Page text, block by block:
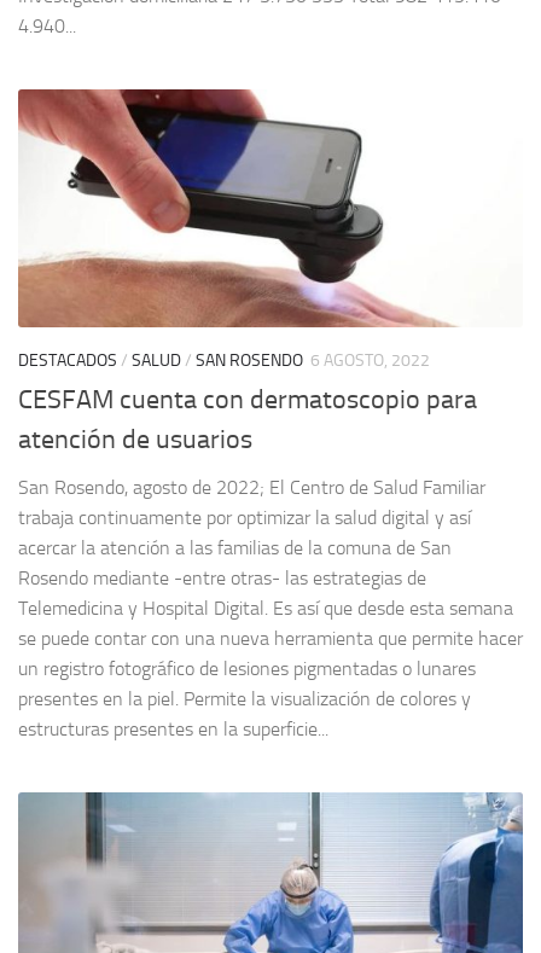
4.940...
DESTACADOS / SALUD/ SAN ROSENDO 6 AGOSTO, 2022
CESFAM cuenta con dermatoscopio para
atención de usuarios
San Rosendo, agosto de 2022; El Centro de Salud Familiar
trabaja continuamente por optimizar la salud digital y así
acercar la atención a las familias de la comuna de San
Rosendo mediante -entre otras- las estrategias de
Telemedicina y Hospital Digital. Es así que desde esta semana
se puede contar con una nueva herramienta que permite hacer
un registro fotográfico de lesiones pigmentadas o lunares
presentes en la piel. Permite la visualización de colores y
estructuras presentes en la superficie...